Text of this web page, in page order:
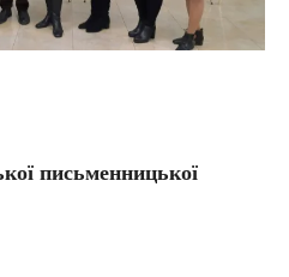
письменницької